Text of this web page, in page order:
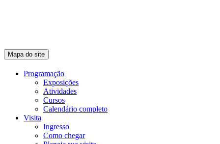
Mapa do site
Programação
Exposições
Atividades
Cursos
Calendário completo
Visita
Ingresso
Como chegar